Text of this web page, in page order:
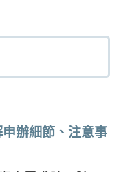
辦細節、注意事